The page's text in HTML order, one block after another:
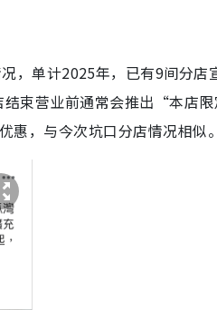
，单计2025年，已有9间分店
结束营业前通常会推出“本店
，与今次坑口分店情况相似